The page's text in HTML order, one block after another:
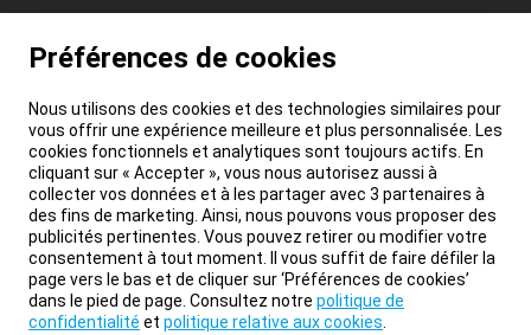
Préférences de cookies
Nous utilisons des cookies et des technologies similaires pour
vous offrir une expérience meilleure et plus personnalisée. Les
cookies fonctionnels et analytiques sont toujours actifs. En
cliquant sur « Accepter », vous nous autorisez aussi à
collecter vos données et à les partager avec 3 partenaires à
des fins de marketing. Ainsi, nous pouvons vous proposer des
publicités pertinentes. Vous pouvez retirer ou modifier votre
consentement à tout moment. Il vous suffit de faire défiler la
page vers le bas et de cliquer sur ‘Préférences de cookies’
dans le pied de page. Consultez notre politique de
confidentialité et politique relative aux cookies